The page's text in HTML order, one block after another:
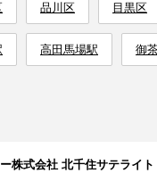
品川区 目黒区
高田馬場駅 御
株式会社 北千住サテライ